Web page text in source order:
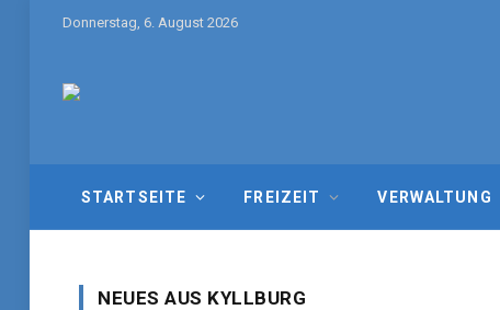
Donnerstag, 6. August 2026
STARTSEITE FREIZEIT VERWALTUNG
NEUES AUS KYLLBURG